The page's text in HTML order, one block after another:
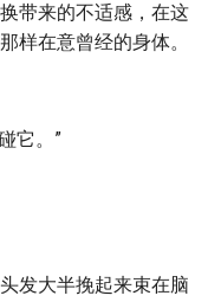
带来的不适感，在这
样在意曾经的身体。
它。”
发大半挽起来束在脑